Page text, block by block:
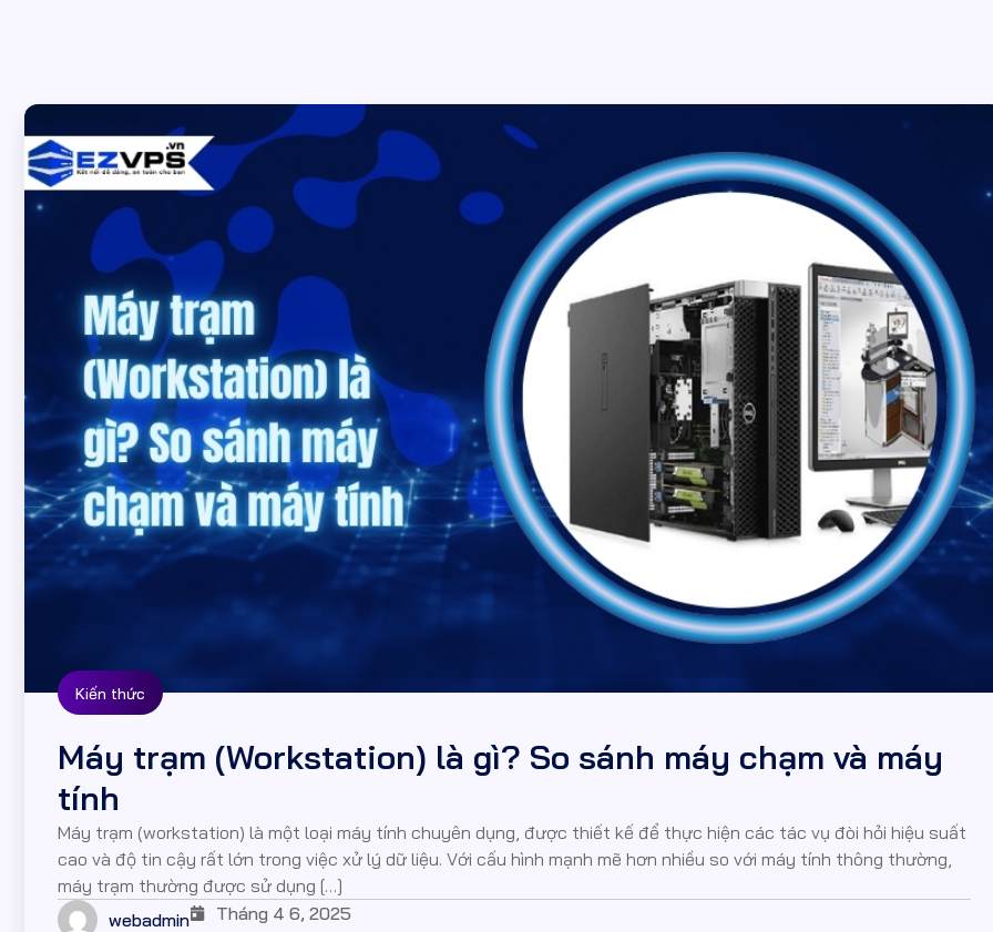
Kiến thức
Máy trạm (Workstation) là gì? So sánh máy chạm và máy
tính
Máy trạm (workstation) là một loại máy tính chuyên dụng, được thiết kế để thực hiện các tác vụ đòi hỏi hiệu suất
cao và độ tin cậy rất lớn trong việc xử lý dữ liệu. Với cấu hình mạnh mẽ hơn nhiều so với máy tính thông thường,
máy trạm thường được sử dụng […]
webadmin
Tháng 4 6, 2025